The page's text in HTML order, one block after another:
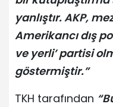
yanlıştır. AKP,
Amerikancı dış
ve yerli’ partisi
göstermiştir.”
TKH tarafından